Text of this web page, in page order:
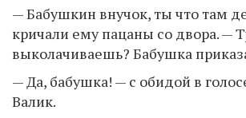
— Бабушкин внучок, ты что там
кричали ему пацаны со двора. —
выколачиваешь? Бабушка
— Да, бабушка! — с обидой в
Валик.